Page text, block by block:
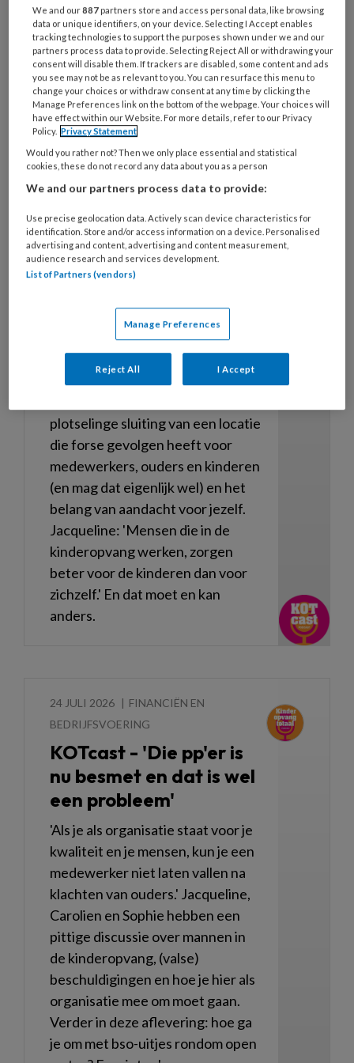
korte broekjes. Onze collega zag zelfs een
bikinitop bij een werknemer op de bso. Wat is wel
en niet geschikt op de groep? En mag jouw
werkgever eigenlijk wel bepalen wat jij aantrekt?
31 JULI 2026
FINANCIËN EN
BEDRIJFSVOERING
KOTcast - 'Je wilt en
kunt niet afwachten tot
er écht iets misgaat'
Een vader die gevoelens voor je
zover kunnen komen? Ben ik te ver
gegaan?' Verder praten
Jacqueline, Harriёt en Sophie in
plotselinge sluiting van een locatie
die forse gevolgen heeft voor
medewerkers, ouders en kinderen
(en mag dat eigenlijk wel) en het
belang van aandacht voor jezelf.
Jacqueline: 'Mensen die in de
kinderopvang werken, zorgen
beter voor de kinderen dan voor
zichzelf.' En dat moet en kan
anders.
24 JULI 2026
FINANCIËN EN
BEDRIJFSVOERING
KOTcast - 'Die pp'er is
nu besmet en dat is wel
een probleem'
'Als je als organisatie staat voor je
kwaliteit en je mensen, kun je een
medewerker niet laten vallen na
klachten van ouders.' Jacqueline,
Carolien en Sophie hebben een
pittige discussie over mannen in
de kinderopvang, (valse)
beschuldigingen en hoe je hier als
organisatie mee om moet gaan.
Verder in deze aflevering: hoe ga
je om met bso-uitjes rondom open
We and our887 partners store and access personal data, like browsing
data or unique identifiers, on your device. Selecting I Accept enables
tracking technologies to support the purposes shown under we and our
partners process data to provide. Selecting Reject All or withdrawing your
consent will disable them. If trackers are disabled, some content and ads
you see may not be as relevant to you. You can resurface this menu to
change your choices or withdraw consent at any time by clicking the
Manage Preferences link on the bottom of the webpage. Your choices will
have effect within our Website. For more details, refer to our Privacy
Policy. Privacy Statement
Would you rather not? Then we only place essential and statistical
cookies, these do not record any data about you as a person
We and our partners process data to provide:
Use precise geolocation data. Actively scan device characteristics for
identification. Store and/or access information on a device. Personalised
advertising and content, advertising and content measurement,
audience research and services development.
List of Partners (vendors)
Manage Preferences
Reject All I Accept